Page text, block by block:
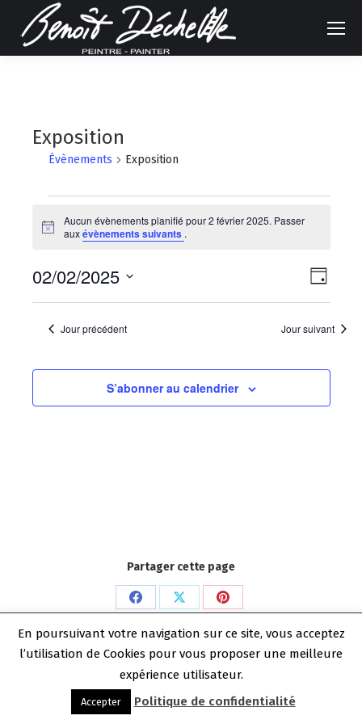
Exposition
Évènements Exposition
Évènements
2
février
Notice
Aucun évènements planifié pour 2 février 2025. Passer
auxévènements suivants .
par
de
vues
Jour
02/02/2025
Jour précédent Jour suivant
S’abonner au calendrier
Partager cette page
Partager
sur
Facebook
Partager
sur
X
Partager
sur
Pinterest
Copyright Benoit Dechelle 2026
Menu bas
En poursuivant votre navigation sur ce site, vous acceptez
l’utilisation de Cookies pour vous proposer une meilleure
expérience utilisateur.
Accepter Politique de confidentialité